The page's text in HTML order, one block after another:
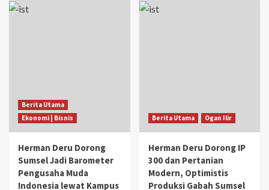
Berita Utama
Ekonomi | Bisnis
Herman Deru Dorong
Sumsel Jadi Barometer
Pengusaha Muda
Indonesia lewat Kampus
Berita Utama Ogan Ilir
Herman Deru Dorong IP
300 dan Pertanian
Modern, Optimistis
Produksi Gabah Sumsel